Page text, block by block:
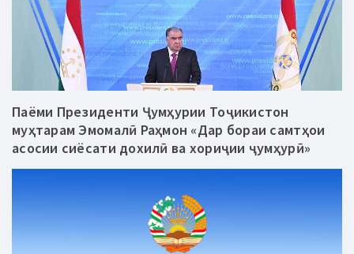
Паёми Президенти Ҷумҳурии Тоҷикистон
муҳтарам Эмомалӣ Раҳмон «Дар бораи самтҳои
асосии сиёсати дохилӣ ва хориҷии ҷумҳурӣ»